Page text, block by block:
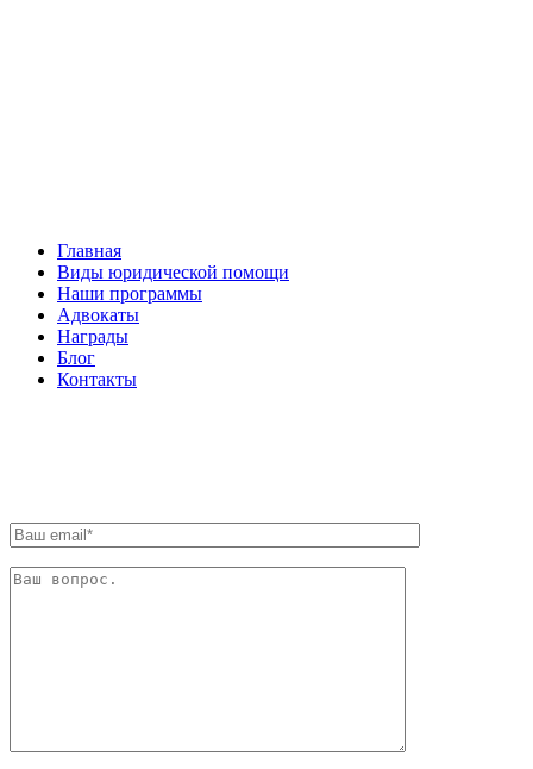
Главная
Виды юридической помощи
Наши программы
Адвокаты
Награды
Блог
Контакты